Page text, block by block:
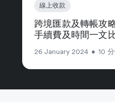
線上收款
跨境匯款及轉帳攻
手續費及時間一文
26 January 2024 • 10